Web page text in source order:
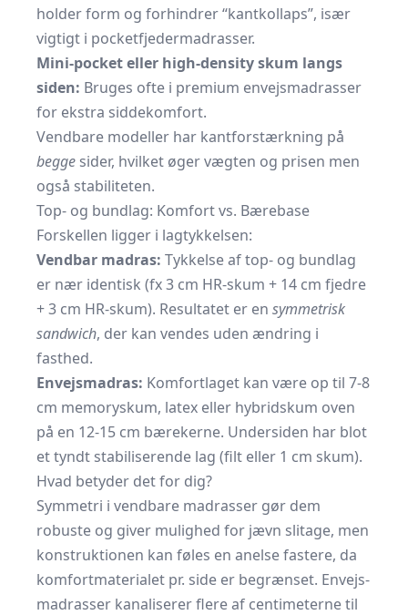
holder form og forhindrer “kant­kollaps”, især
vigtigt i pocketfjeder­madrasser.
Mini-pocket eller high-density skum langs
siden: Bruges ofte i premium envejs­madrasser
for ekstra siddekomfort.
Vendbare modeller har kant­forstærkning på
begge sider, hvilket øger vægten og prisen men
også stabiliteten.
Top- og bundlag: Komfort vs. Bærebase
Forskellen ligger i lag­tykkelsen:
Vendbar madras: Tykkelse af top- og bundlag
er nær identisk (fx 3 cm HR-skum + 14 cm fjedre
+ 3 cm HR-skum). Resultatet er en symmetrisk
sandwich, der kan vendes uden ændring i
fasthed.
Envejsmadras: Komfortlaget kan være op til 7-8
cm memoryskum, latex eller hybrid­skum oven
på en 12-15 cm bærekerne. Undersiden har blot
et tyndt stabiliserende lag (filt eller 1 cm skum).
Hvad betyder det for dig?
Symmetri i vendbare madrasser gør dem
robuste og giver mulighed for jævn slitage, men
konstruktionen kan føles en anelse fastere, da
komfortmaterialet pr. side er begrænset. Envejs­
madrasser kanaliserer flere af centimeterne til